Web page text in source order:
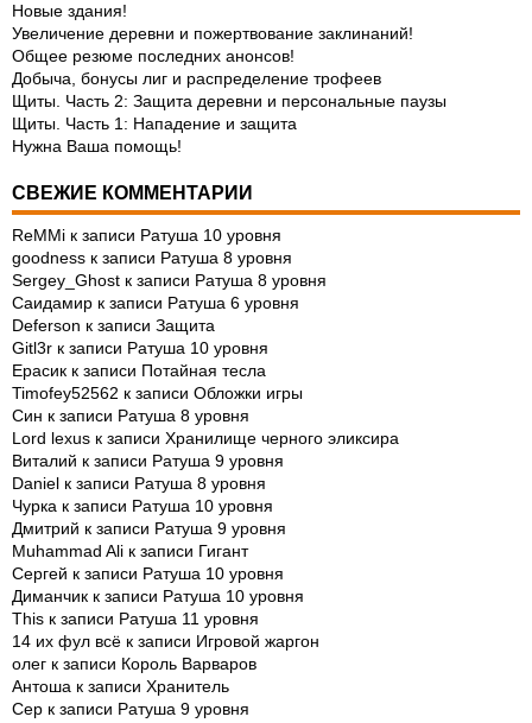
Новые здания!
Увеличение деревни и пожертвование заклинаний!
Общее резюме последних анонсов!
Добыча, бонусы лиг и распределение трофеев
Щиты. Часть 2: Защита деревни и персональные паузы
Щиты. Часть 1: Нападение и защита
Нужна Ваша помощь!
СВЕЖИЕ КОММЕНТАРИИ
ReMMi к записи Ратуша 10 уровня
goodness к записи Ратуша 8 уровня
Sergey_Ghost к записи Ратуша 8 уровня
Саидамир к записи Ратуша 6 уровня
Deferson к записи Защита
Gitl3r к записи Ратуша 10 уровня
Ерасик к записи Потайная тесла
Timofey52562 к записи Обложки игры
Син к записи Ратуша 8 уровня
Lord lexus к записи Хранилище черного эликсира
Виталий к записи Ратуша 9 уровня
Daniel к записи Ратуша 8 уровня
Чурка к записи Ратуша 10 уровня
Дмитрий к записи Ратуша 9 уровня
Muhammad Ali к записи Гигант
Сергей к записи Ратуша 10 уровня
Диманчик к записи Ратуша 10 уровня
This к записи Ратуша 11 уровня
14 их фул всё к записи Игровой жаргон
олег к записи Король Варваров
Антоша к записи Хранитель
Сер к записи Ратуша 9 уровня